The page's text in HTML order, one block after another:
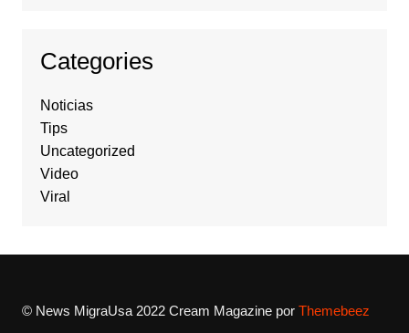
Categories
Noticias
Tips
Uncategorized
Video
Viral
© News MigraUsa 2022Cream Magazine por Themebeez